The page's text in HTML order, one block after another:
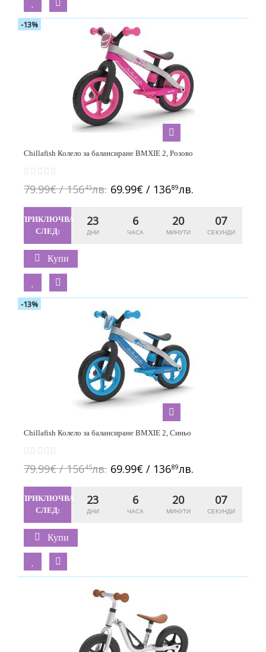
Chillafish Колело за балансиране BMXIE 2, Розово
79.99€ / 15645лв. 69.99€ / 13689лв.
ПРИКЛЮЧВА
СЛЕД:
23 6 20 06
Купи
-13%
Chillafish Колело за балансиране BMXIE 2, Синьо
79.99€ / 15645лв. 69.99€ / 13689лв.
ПРИКЛЮЧВА
СЛЕД:
23 6 20 06
Купи
-13%